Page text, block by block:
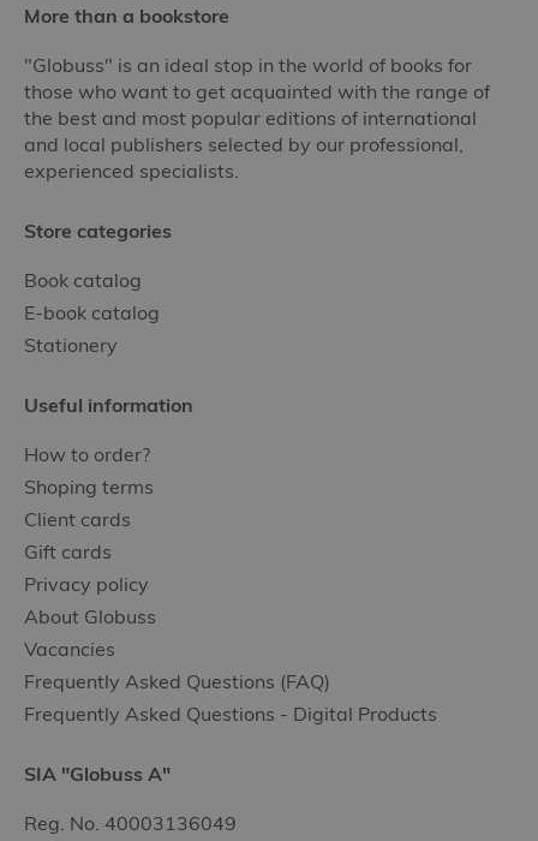
More than a bookstore
"Globuss" is an ideal stop in the world of books for
those who want to get acquainted with the range of
the best and most popular editions of international
and local publishers selected by our professional,
experienced specialists.
Store categories
Book catalog
E-book catalog
Stationery
Useful information
How to order?
Shoping terms
Client cards
Gift cards
Privacy policy
About Globuss
Vacancies
Frequently Asked Questions (FAQ)
Frequently Asked Questions - Digital Products
SIA "Globuss A"
Reg. No. 40003136049